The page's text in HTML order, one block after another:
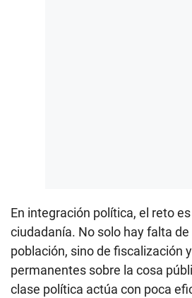
En integración política, el reto
ciudadanía. No solo hay falta
población, sino de fiscalización
permanentes sobre la cosa
clase política actúa con poca